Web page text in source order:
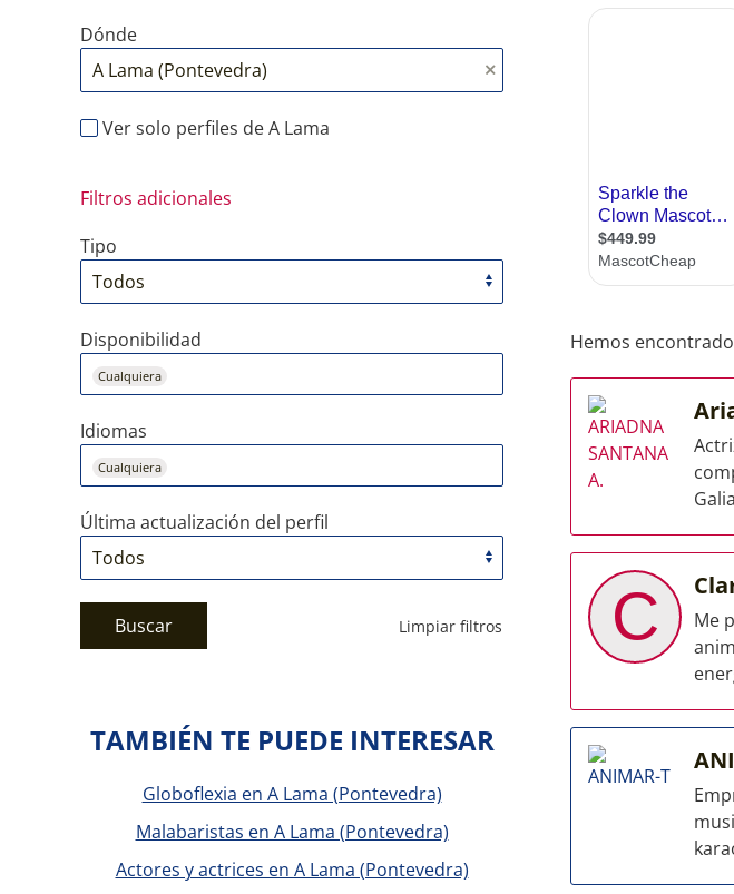
Dónde
Ver solo perfiles de A Lama
Filtros adicionales
Tipo
Disponibilidad
Cualquiera
Idiomas
Cualquiera
Última actualización del perfil
Buscar Limpiar filtros
Hemos
C
Me
TAMBIÉN TE PUEDE INTERESAR
Globoflexia en A Lama (Pontevedra)
Malabaristas en A Lama (Pontevedra)
Actores y actrices en A Lama (Pontevedra)